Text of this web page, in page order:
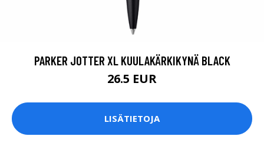
PARKER JOTTER XL KUULAKÄRKIKYNÄ BLACK
26.5 EUR
LISÄTIETOJA